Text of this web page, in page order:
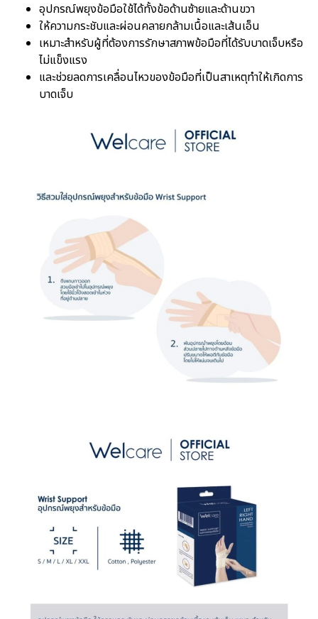
อุปกรณ์พยุงข้อมือใช้ได้ทั้งข้อด้านซ้ายและด้านขวา
ให้ความกระชับและผ่อนคลายกล้ามเนื้อและเส้นเอ็น
เหมาะสำหรับผู้ที่ต้องการรักษาสภาพข้อมือที่ได้รับบาดเจ็บหรือ
ไม่แข็งแรง
และช่วยลดการเคลื่อนไหวของข้อมือที่เป็นสาเหตุทำให้เกิดการ
บาดเจ็บ